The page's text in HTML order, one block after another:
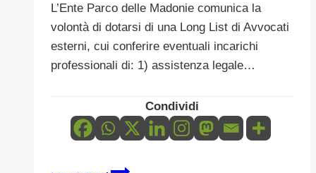
L’Ente Parco delle Madonie comunica la
volontà di dotarsi di una Long List di Avvocati
esterni, cui conferire eventuali incarichi
professionali di: 1) assistenza legale…
Condividi